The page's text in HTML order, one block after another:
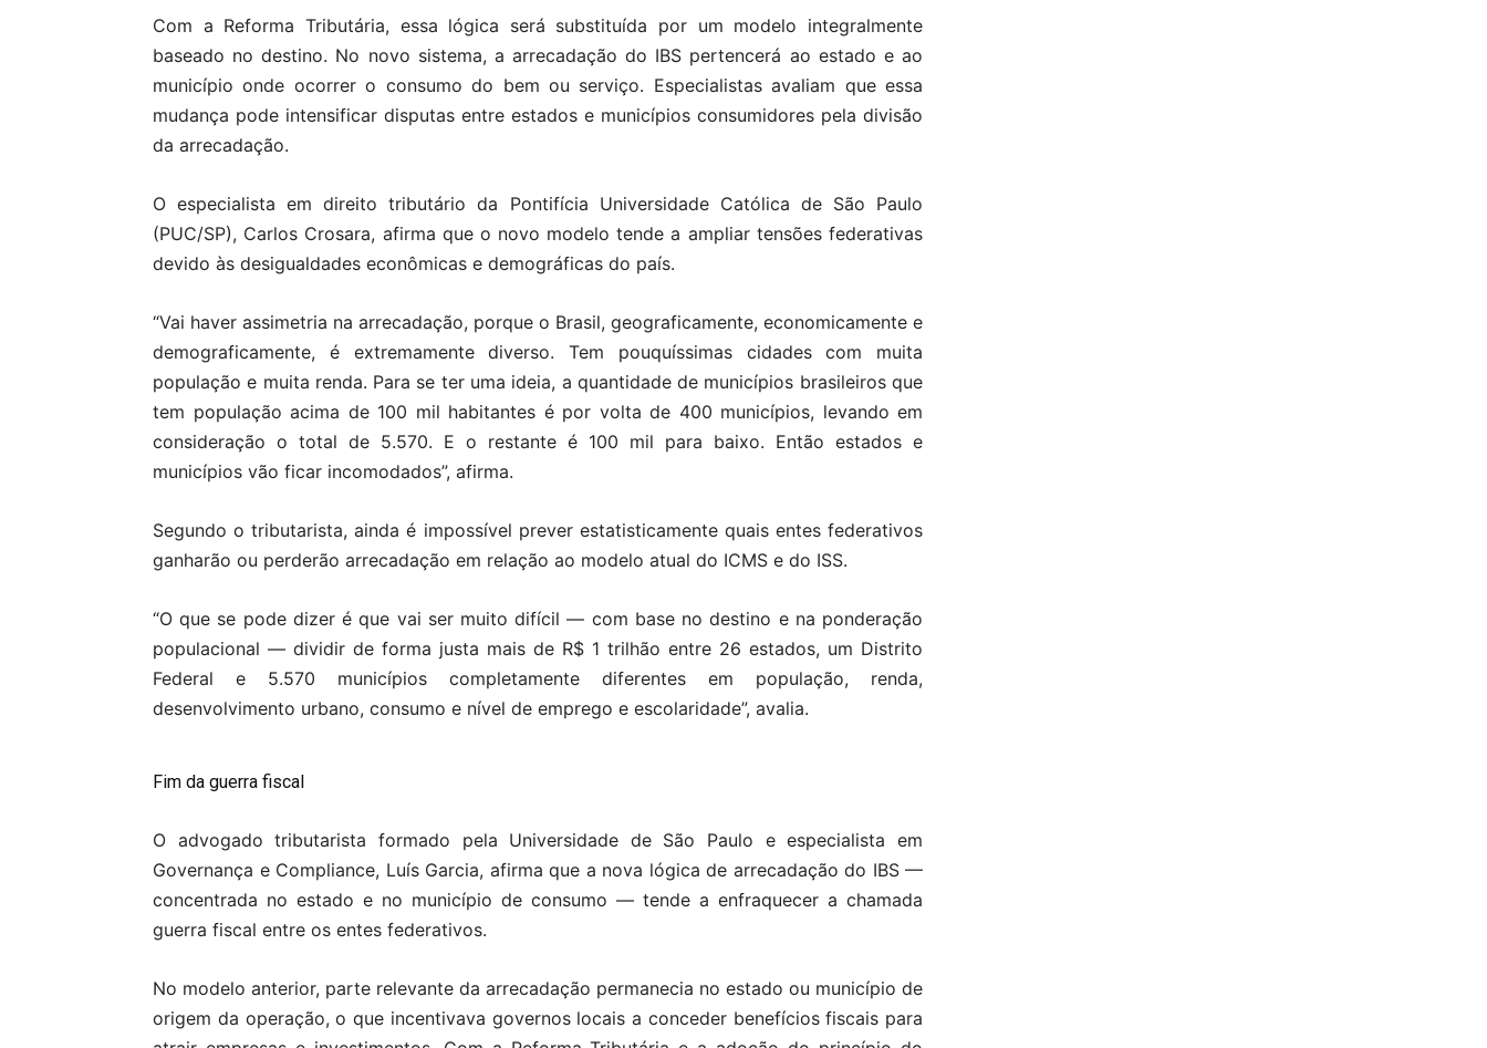
Com a Reforma Tributária, essa lógica será substituída por um modelo integralmente
baseado no destino. No novo sistema, a arrecadação do IBS pertencerá ao estado e ao
município onde ocorrer o consumo do bem ou serviço. Especialistas avaliam que essa
mudança pode intensificar disputas entre estados e municípios consumidores pela divisão
da arrecadação.
O especialista em direito tributário da Pontifícia Universidade Católica de São Paulo
(PUC/SP), Carlos Crosara, afirma que o novo modelo tende a ampliar tensões federativas
devido às desigualdades econômicas e demográficas do país.
“Vai haver assimetria na arrecadação, porque o Brasil, geograficamente, economicamente e
demograficamente, é extremamente diverso. Tem pouquíssimas cidades com muita
população e muita renda. Para se ter uma ideia, a quantidade de municípios brasileiros que
tem população acima de 100 mil habitantes é por volta de 400 municípios, levando em
consideração o total de 5.570. E o restante é 100 mil para baixo. Então estados e
municípios vão ficar incomodados”, afirma.
Segundo o tributarista, ainda é impossível prever estatisticamente quais entes federativos
ganharão ou perderão arrecadação em relação ao modelo atual do ICMS e do ISS.
“O que se pode dizer é que vai ser muito difícil — com base no destino e na ponderação
populacional — dividir de forma justa mais de R$ 1 trilhão entre 26 estados, um Distrito
Federal e 5.570 municípios completamente diferentes em população, renda,
desenvolvimento urbano, consumo e nível de emprego e escolaridade”, avalia.
Fim da guerra fiscal
O advogado tributarista formado pela Universidade de São Paulo e especialista em
Governança e Compliance, Luís Garcia, afirma que a nova lógica de arrecadação do IBS —
concentrada no estado e no município de consumo — tende a enfraquecer a chamada
guerra fiscal entre os entes federativos.
No modelo anterior, parte relevante da arrecadação permanecia no estado ou município de
origem da operação, o que incentivava governos locais a conceder benefícios fiscais para